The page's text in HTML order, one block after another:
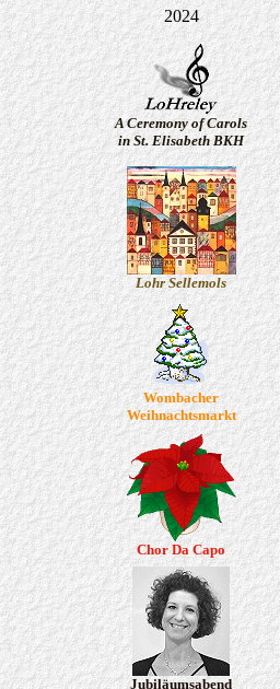
2024
A Ceremony of Carols
in St. Elisabeth BKH
Lohr Sellemols
Wombacher
Weihnachtsmarkt
Chor Da Capo
Jubiläumsabend